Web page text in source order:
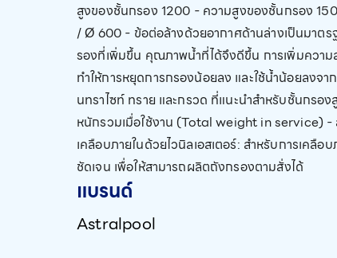
สูงของชั้นกรอง 1200 - ความสูงของชั้นกรอง
/ Ø 600 - ข้อต่อล้างด้วยอากาศด้านล่างเป็นมาตร
รองที่เพิ่มขึ้น คุณภาพน้ำที่ได้จึงดีขึ้น การเพิ่มความ
ทำให้การหยุดการกรองน้อยลง และใช้น้ำน้อยลง
นทราไซท์ ทราย และกรวด ที่แนะนำสำหรับชั้นกร
หนักรวมเมื่อใช้งาน (Total weight in service) -
เคลือบภายในด้วยไวนิลเอสเตอร์: สำหรับการเค
ชัดเจน เพื่อให้สามารถผลิตถังกรองตามสั่งได้
แบรนด์
Astralpool